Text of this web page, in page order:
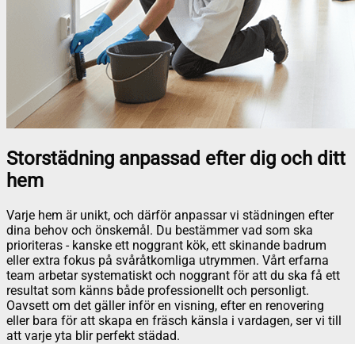
Storstädning anpassad efter dig och ditt
hem
Varje hem är unikt, och därför anpassar vi städningen efter
dina behov och önskemål. Du bestämmer vad som ska
prioriteras - kanske ett noggrant kök, ett skinande badrum
eller extra fokus på svåråtkomliga utrymmen. Vårt erfarna
team arbetar systematiskt och noggrant för att du ska få ett
resultat som känns både professionellt och personligt.
Oavsett om det gäller inför en visning, efter en renovering
eller bara för att skapa en fräsch känsla i vardagen, ser vi till
att varje yta blir perfekt städad.